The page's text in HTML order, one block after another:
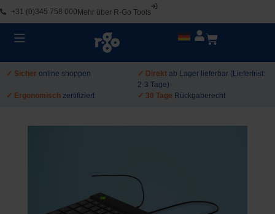
+31 (0)345 758 000 Mehr über R-Go Tools
✓ Sicher online shoppen ✓ Direkt ab Lager lieferbar (Lieferfrist:
2-3 Tage)
✓ Ergonomisch zertifiziert ✓ 30 Tage Rückgaberecht